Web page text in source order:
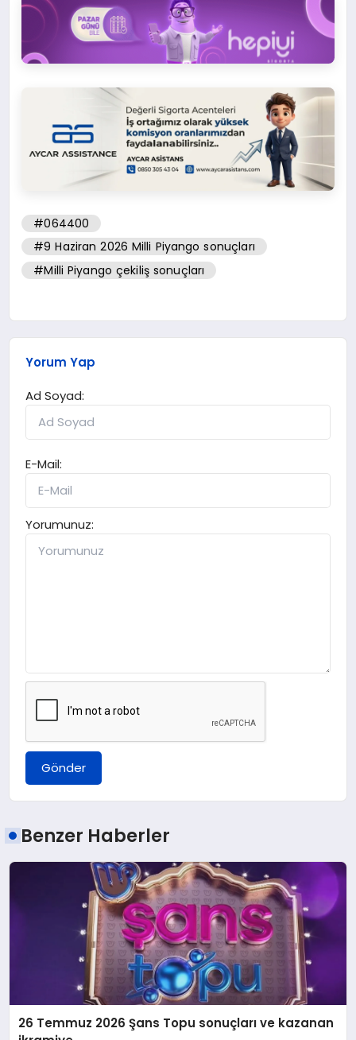
#064400
#9 Haziran 2026 Milli Piyango sonuçları
#Milli Piyango çekiliş sonuçları
Yorum Yap
Ad Soyad:
E-Mail:
Yorumunuz:
Gönder
Benzer Haberler
26 Temmuz 2026 Şans Topu sonuçları ve kazanan